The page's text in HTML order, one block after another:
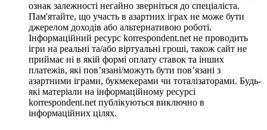
ознак залежності негайно зверніться до спеціаліста.
Пам'ятайте, що участь в азартних іграх не може бути
джерелом доходів або альтернативою роботі.
Інформаційний ресурс korrespondent.net не проводить
ігри на реальні та/або віртуальні гроші, також сайт не
приймає ні в якій формі оплату ставок та інших
платежів, які пов’язані/можуть бути пов’язані з
азартними іграми, букмекерами чи тоталізаторами. Будь-
які матеріали на інформаційному ресурсі
korrespondent.net публікуються виключно в
інформаційних цілях.